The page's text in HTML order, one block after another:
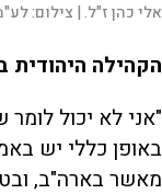
אלי כהן ז"ל. | צילום:
הקהילה היהודית
"אני לא יכול
באופן כללי יש
מאשר בארה"ב,